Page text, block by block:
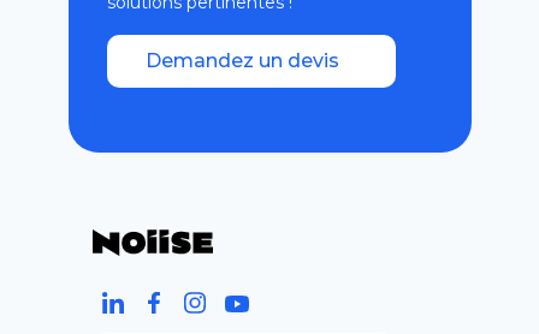
Demandez un devis